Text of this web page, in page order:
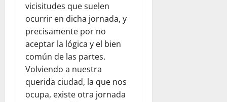
vicisitudes que suelen
ocurrir en dicha jornada, y
precisamente por no
aceptar la lógica y el bien
común de las partes.
Volviendo a nuestra
querida ciudad, la que nos
ocupa, existe otra jornada